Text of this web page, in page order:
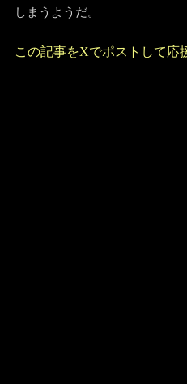
しまうようだ。
この記事をXでポストして応